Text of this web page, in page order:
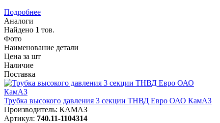
Подробнее
Аналоги
Найдено 1 тов.
Фото
Наименование детали
Цена за шт
Наличие
Поставка
Трубка высокого давления 3 секции ТНВД Евро ОАО КамАЗ
Производитель: КАМАЗ
Артикул: 740.11-1104314